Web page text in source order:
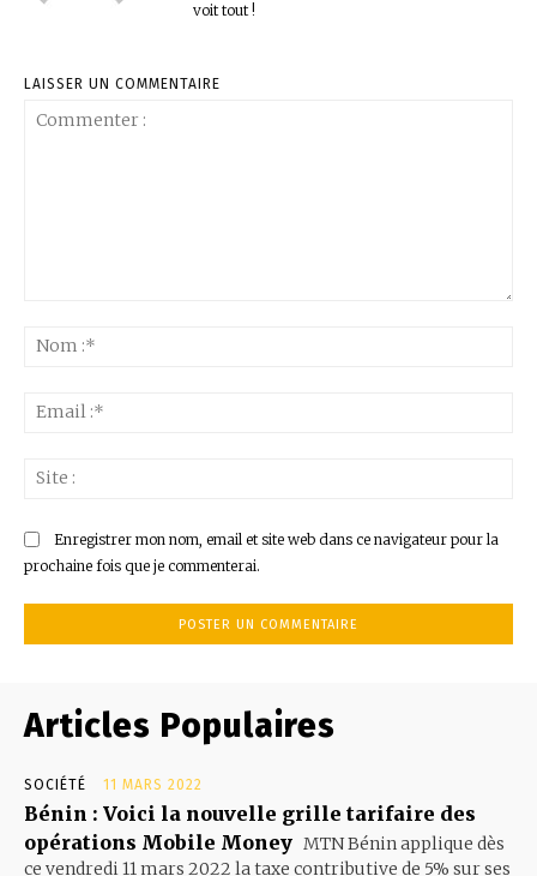
voit tout !
LAISSER UN COMMENTAIRE
Enregistrer mon nom, email et site web dans ce navigateur pour la
prochaine fois que je commenterai.
Articles Populaires
SOCIÉTÉ 11 MARS 2022
Bénin : Voici la nouvelle grille tarifaire des
opérations Mobile Money MTN Bénin applique dès
ce vendredi 11 mars 2022 la taxe contributive de 5% sur ses